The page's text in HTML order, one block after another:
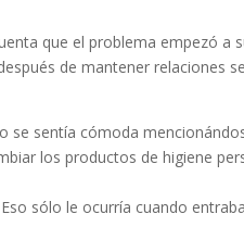
que el problema empezó a
de mantener relaciones
se sentía cómoda
los productos de higiene
sólo le ocurría cuando